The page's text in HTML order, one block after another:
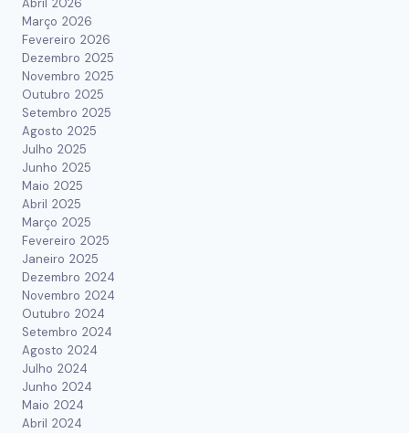
Abril 2026
Março 2026
Fevereiro 2026
Dezembro 2025
Novembro 2025
Outubro 2025
Setembro 2025
Agosto 2025
Julho 2025
Junho 2025
Maio 2025
Abril 2025
Março 2025
Fevereiro 2025
Janeiro 2025
Dezembro 2024
Novembro 2024
Outubro 2024
Setembro 2024
Agosto 2024
Julho 2024
Junho 2024
Maio 2024
Abril 2024